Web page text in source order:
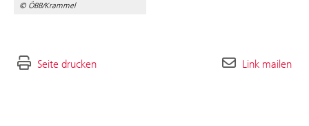
© ÖBB/Krammel
Seite drucken Link mailen